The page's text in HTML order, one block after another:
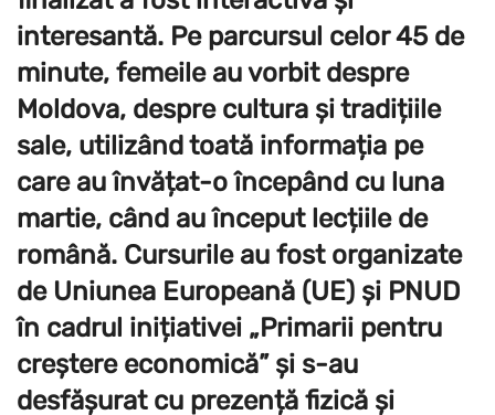
interesantă. Pe parcursul celor 45 de
minute, femeile au vorbit despre
Moldova, despre cultura și tradițiile
sale, utilizând toată informația pe
care au învățat-o începând cu luna
martie, când au început lecțiile de
română. Cursurile au fost organizate
de Uniunea Europeană (UE) și PNUD
în cadrul inițiativei „Primarii pentru
creștere economică” și s-au
desfășurat cu prezență fizică și